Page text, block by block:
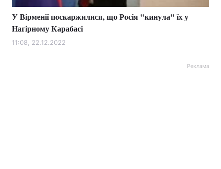
У Вірменії поскаржилися, що Росія "кинула" їх у
Нагірному Карабасі
11:08, 22.12.2022
Реклама